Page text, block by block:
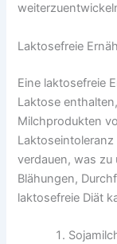
Laktosefreie
Eine laktosefreie
Laktose
Milchprodukten
verdauen, was
Blähungen,
laktosefreie Diät